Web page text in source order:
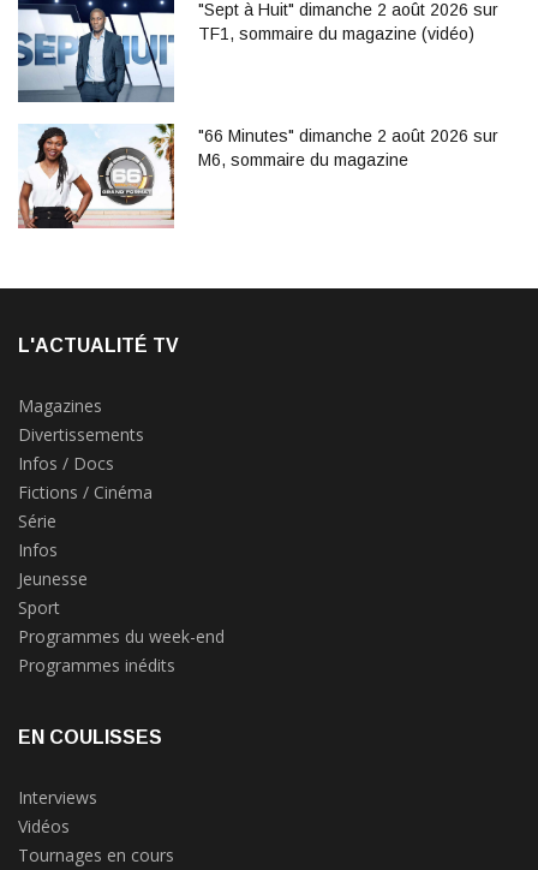
"Sept à Huit" dimanche 2 août 2026 sur
TF1, sommaire du magazine (vidéo)
"66 Minutes" dimanche 2 août 2026 sur
M6, sommaire du magazine
L'ACTUALITÉ TV
Magazines
Divertissements
Infos / Docs
Fictions / Cinéma
Série
Infos
Jeunesse
Sport
Programmes du week-end
Programmes inédits
EN COULISSES
Interviews
Vidéos
Tournages en cours